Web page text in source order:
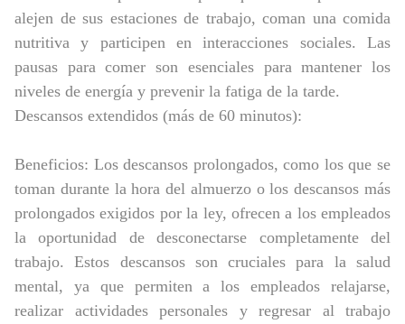
alejen de sus estaciones de trabajo, coman una comida
nutritiva y participen en interacciones sociales. Las
pausas para comer son esenciales para mantener los
niveles de energía y prevenir la fatiga de la tarde.
Descansos extendidos (más de 60 minutos):
Beneficios: Los descansos prolongados, como los que se
toman durante la hora del almuerzo o los descansos más
prolongados exigidos por la ley, ofrecen a los empleados
la oportunidad de desconectarse completamente del
trabajo. Estos descansos son cruciales para la salud
mental, ya que permiten a los empleados relajarse,
realizar actividades personales y regresar al trabajo